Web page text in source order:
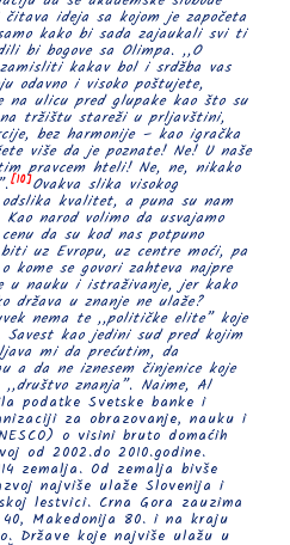
ideja sa kojom je započeta
kako bi sada zajaukali svi ti
bi bogove sa Olimpa. ,,O
kakav bol i srdžba vas
odavno i visoko poštujete,
ulicu pred glupake kao što su
tržištu stareži u prljavštini,
bez harmonije – kao igračka
više da je poznate! Ne! U naše
pravcem hteli! Ne, ne, nikako
[10]Ovakva slika visokog
odslika kvalitet, a puna su nam
narod volimo da usvajamo
da su kod nas potpuno
uz Evropu, uz centre moći, pa
kome se govori zahteva najpre
u nauku i istraživanje, jer kako
država u znanje ne ulaže?
nema te ,,političke elite” koje
Savest kao jedini sud pred kojim
mi da prećutim, da
a da ne iznesem činjenice koje
,,društvo znanja”. Naime, Al
podatke Svetske banke i
za obrazovanje, nauku i
o visini bruto domaćih
od 2002.do 2010.godine.
zemalja. Od zemalja bivše
najviše ulaže Slovenija i
lestvici. Crna Gora zauzima
Makedonija 80. i na kraju
Države koje najviše ulažu u